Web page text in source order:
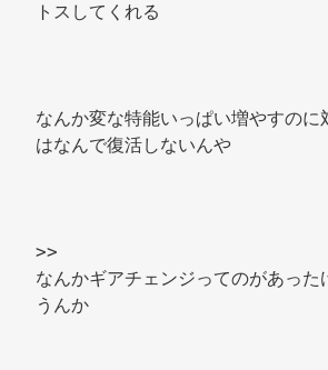
トスしてくれる
なんか変な特能いっぱい増やすのに
はなんで復活しないんや
>>
なんかギアチェンジってのがあった
うんか